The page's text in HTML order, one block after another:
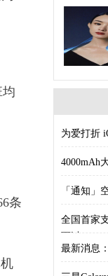
条
为爱打折
4000mAh
「通知」
全国首家
可以
最新消息
R